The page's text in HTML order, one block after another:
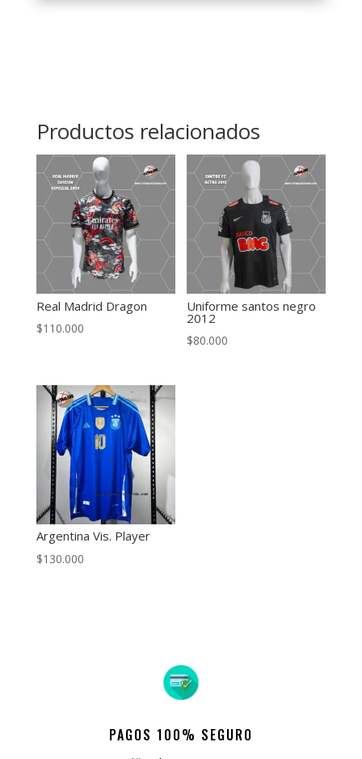
Productos relacionados
Real Madrid Dragon
$110.000
Uniforme santos negro
2012
$80.000
Argentina Vis. Player
$130.000
PAGOS 100% SEGURO